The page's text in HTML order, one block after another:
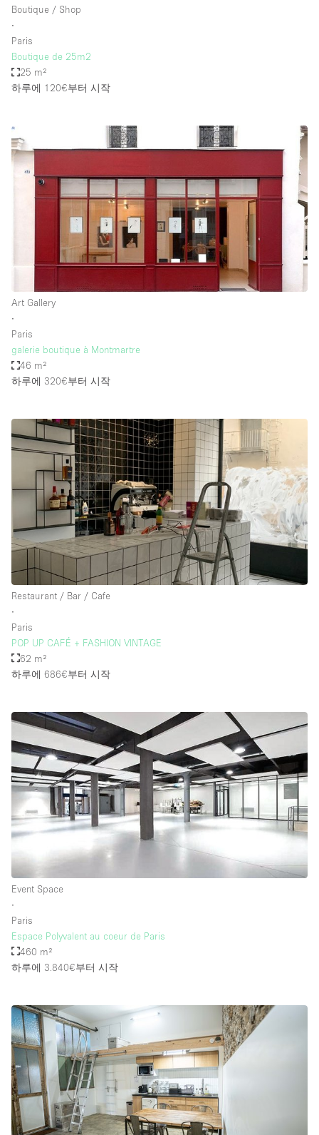
Boutique / Shop
∙
Paris
Boutique de 25m2
25 m²
하루에 120€부터 시작
Art Gallery
∙
Paris
galerie boutique à Montmartre
46 m²
하루에 320€부터 시작
Restaurant / Bar / Cafe
∙
Paris
POP UP CAFÉ + FASHION VINTAGE
62 m²
하루에 686€부터 시작
Event Space
∙
Paris
Espace Polyvalent au coeur de Paris
460 m²
하루에 3.840€부터 시작